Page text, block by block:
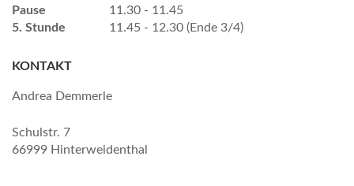
Pause
11.30 - 11.45
5. Stunde
11.45 - 12.30 (Ende 3/4)
KONTAKT
Andrea Demmerle
Schulstr. 7
66999 Hinterweidenthal